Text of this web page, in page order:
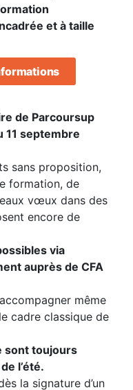
et à taille
de Parcoursup
11 septembre
sans proposition,
formation, de
vœux dans des
encore de
via
auprès de CFA
même
cadre classique de
sont toujours
l’été.
la signature d’un